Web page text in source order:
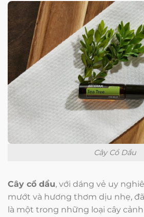
Cây Cổ Dầu
Cây cổ dầu, với dáng vẻ uy
mướt và hương thơm dịu nhẹ,
là một trong những loại cây